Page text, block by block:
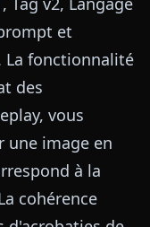
et
La fonctionnalité
des
vous
une image en
à la
cohérence